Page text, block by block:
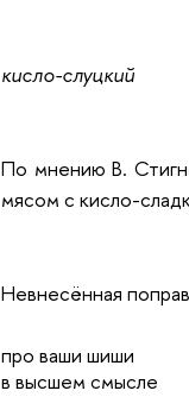
кисло-слуцкий
По мнению В.
мясом с кисло-
Невнесённая
про ваши шиши
в высшем смысле